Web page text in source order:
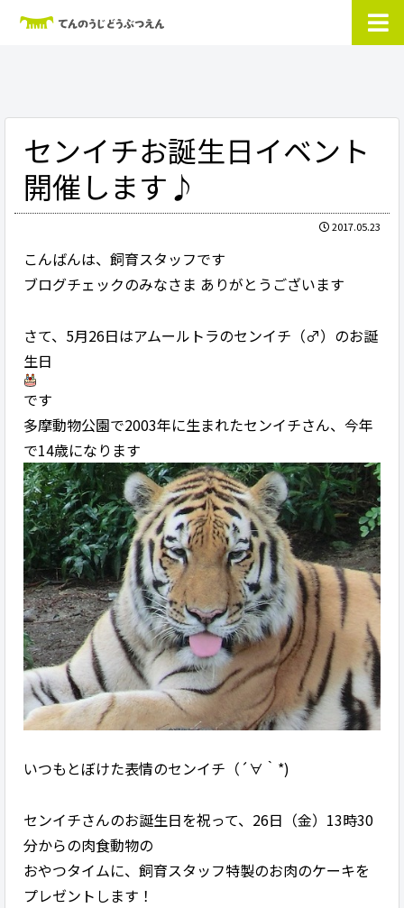
センイチお誕生日イベント
開催します♪
2017.05.23
こんばんは、飼育スタッフです
ブログチェックのみなさま ありがとうございます
さて、5月26日はアムールトラのセンイチ（♂）のお誕
生日
です
多摩動物公園で2003年に生まれたセンイチさん、今年
で14歳になります
いつもとぼけた表情のセンイチ（´∀｀*)
センイチさんのお誕生日を祝って、26日（金）13時30
分からの肉食動物の
おやつタイムに、飼育スタッフ特製のお肉のケーキを
プレゼントします！